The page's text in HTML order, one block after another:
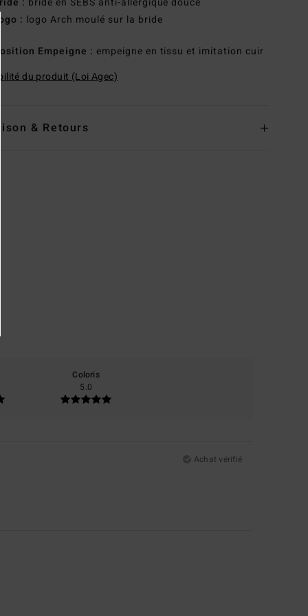
Logo : logo Arch moulé sur la bride
Empeigne : empeigne en tissu et imitation cuir
du produit (Loi Agec)
& Retours
Coloris
5.0
Achat vérifié